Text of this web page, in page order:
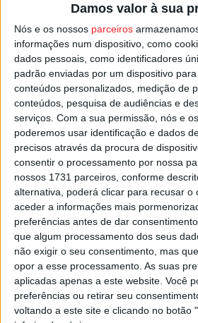
Damos valor à sua
Nós e os nossos parceiros
informações num dispositivo, como
dados pessoais, como identificadores
padrão enviadas por um dispositivo
conteúdos personalizados, medição de
conteúdos, pesquisa de audiências e
serviços. Com a sua permissão, nós e
poderemos usar identificação e dados
precisos através da procura de
consentir o processamento por nossa
nossos 1731 parceiros, conforme
alternativa, poderá clicar para recusar o
aceder a informações mais
preferências antes de dar consentimento.
que algum processamento dos seus
não exigir o seu consentimento, mas
opor a esse processamento. As suas
aplicadas apenas a este website. Você
preferências ou retirar seu
voltando a este site e clicando no botão
Maviram é o quinto reforço do
ordens de Luís Pinto, juntando-se
no plantel ao guarda-redes Gabriel
Tiago Manso e João Cesco, e ao
Ramos.
Esta e outras notícias para ouvir na
FM ou emwww.968.fm.
Pub
Futebol